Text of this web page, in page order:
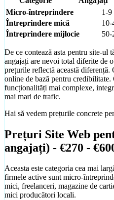
Creare Magazin Online
eCommerce cu plăți și
Mini-Audit Gratuit
Verificare site existent
Ghiduri Detaliate
Micro-întreprindere
1-9
Întreprindere mică
10-
Întreprindere mijlocie
50-
De ce contează asta pentru site-ul
angajați are nevoi total diferite de
prețurile reflectă această
online de bază pentru
funcționalități mai complexe,
mai mari de trafic.
Hai să vedem prețurile concrete
Prețuri Site Web
angajați) - €270 -
Aceasta este categoria cea mai
firmele active sunt micro-
mici, freelanceri, magazine de
mici producători locali.